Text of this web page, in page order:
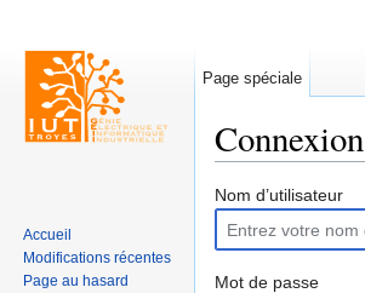
Connexion
Nom d’utilisateur
Mot de passe
Page spéciale
Accueil
Modifications récentes
Page au hasard